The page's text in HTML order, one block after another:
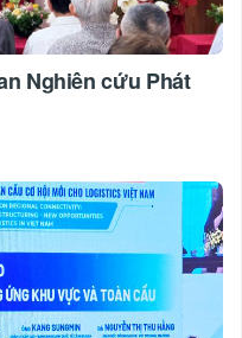
Nghiên cứu Phát